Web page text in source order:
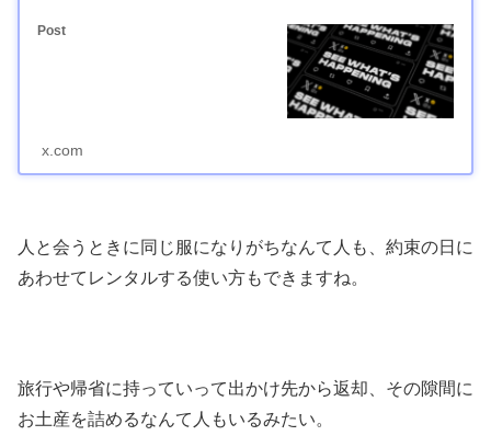
Post
x.com
人と会うときに同じ服になりがちなんて人も、約束の日に
あわせてレンタルする使い方もできますね。
旅行や帰省に持っていって出かけ先から返却、その隙間に
お土産を詰めるなんて人もいるみたい。